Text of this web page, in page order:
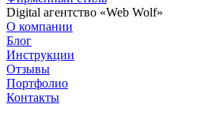
Digital агентство «Web Wolf»
О компании
Блог
Инструкции
Отзывы
Портфолио
Контакты